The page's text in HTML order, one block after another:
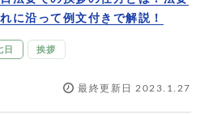
に沿って例文付きで解説！
日 挨拶
最終更新日 2023.1.27